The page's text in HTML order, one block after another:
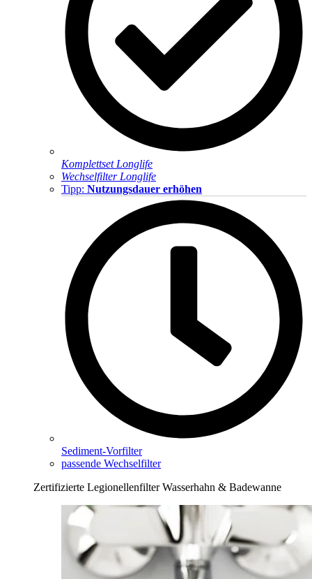
Komplettset Longlife
Wechselfilter Longlife
Tipp: Nutzungsdauer erhöhen
Sediment-Vorfilter
passende Wechselfilter
Zertifizierte Legionellenfilter Wasserhahn & Badewanne